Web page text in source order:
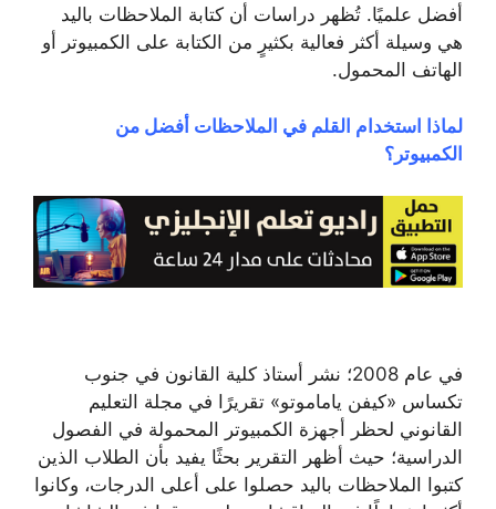
أفضل علميًا. تُظهر دراسات أن كتابة الملاحظات باليد
هي وسيلة أكثر فعالية بكثيرٍ من الكتابة على الكمبيوتر أو
الهاتف المحمول.
لماذا استخدام القلم في الملاحظات أفضل من
الكمبيوتر؟
في عام 2008؛ نشر أستاذ كلية القانون في جنوب
تكساس «كيفن ياماموتو» تقريرًا في مجلة التعليم
القانوني لحظر أجهزة الكمبيوتر المحمولة في الفصول
الدراسية؛ حيث أظهر التقرير بحثًا يفيد بأن الطلاب الذين
كتبوا الملاحظات باليد حصلوا على أعلى الدرجات، وكانوا